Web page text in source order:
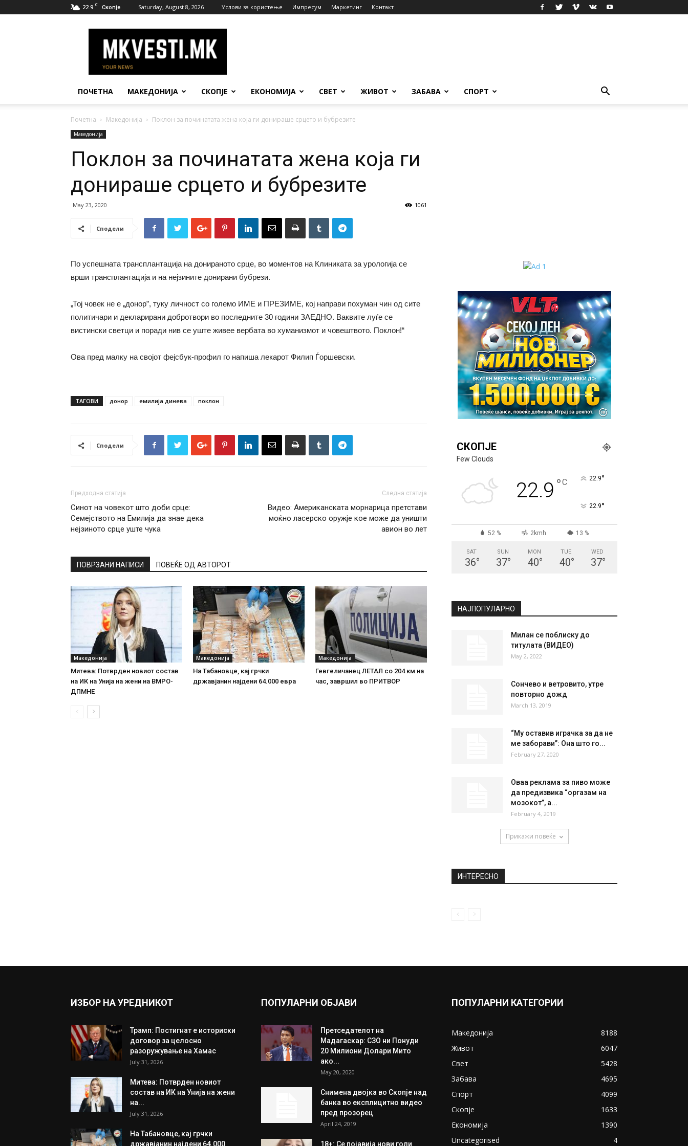
22.9 C Скопје Saturday, August 8, 2026 Услови за користење Импресум Маркетинг Контакт
Вести
ПОЧЕТНА МАКЕДОНИЈА СКОПЈЕ ЕКОНОМИЈА СВЕТ ЖИВОТ ЗАБАВА СПОРТ
Почетна Македонија Поклон за починатата жена која ги донираше срцето и бубрезите
Македонија
Поклон за починатата жена која ги
донираше срцето и бубрезите
May 23, 2020 1061
Сподели
По успешната трансплантација на донираното срце, во моментов на Клиниката за урологија се
врши трансплантација и на нејзините донирани бубрези.
„Тој човек не е „донор”, туку личност со големо ИМЕ и ПРЕЗИМЕ, кој направи похуман чин од сите
политичари и декларирани добротвори во последните 30 години ЗАЕДНО. Ваквите луѓе се
вистински светци и поради нив се уште живее вербата во хуманизмот и човештвото. Поклон!“
Ова пред малку на својот фејсбук-профил го напиша лекарот Филип Ѓоршевски.
ТАГОВИ донор емилија динева поклон
Сподели
Предходна статија
Синот на човекот што доби срце:
Семејството на Емилија да знае дека
нејзиното срце уште чука
Следна статија
Видео: Американската морнарица претстави
моќно ласерско оружје кое може да уништи
авион во лет
ПОВРЗАНИ НАПИСИ ПОВЕЌЕ ОД АВТОРОТ
Македонија
Митева: Потврден новиот состав
на ИК на Унија на жени на ВМРО-
ДПМНЕ
Македонија
На Табановце, кај грчки
државјанин најдени 64.000 евра
Македонија
Гевгеличанец ЛЕТАЛ со 204 км на
час, завршил во ПРИТВОР
СКОПЈЕ
Few Clouds
22.9 °C 22.9°
22.9°
52 % 2kmh 13 %
SAT
36°
SUN
37°
MON
40°
TUE
40°
WED
37°
НАЈПОПУЛАРНО
Милан се поблиску до
титулата (ВИДЕО)
May 2, 2022
Сончево и ветровито, утре
повторно дожд
March 13, 2019
“Му оставив играчка за да не
ме заборави”: Она што го...
February 27, 2020
Оваа реклама за пиво може
да предизвика “оргазам на
мозокот”, а...
February 4, 2019
Прикажи повеќе
ИНТЕРЕСНО
ИЗБОР НА УРЕДНИКОТ
Трамп: Постигнат е историски
договор за целосно
разоружување на Хамас
July 31, 2026
Митева: Потврден новиот
состав на ИК на Унија на жени
на...
July 31, 2026
На Табановце, кај грчки
државјанин најдени 64.000
ПОПУЛАРНИ ОБЈАВИ
Претседателот на
Мадагаскар: СЗО ни Понуди
20 Милиони Долари Мито
ако...
May 20, 2020
Снимена двојка во Скопје над
банка во експлицитно видео
пред прозорец
April 24, 2019
18+: Се појавија нови голи
ПОПУЛАРНИ КАТЕГОРИИ
Македонија
8188
Живот
6047
Свет
5428
Забава
4695
Спорт
4099
Скопје
1633
Економија
1390
Uncategorised
4